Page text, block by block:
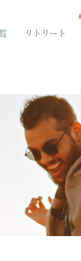
リトリート